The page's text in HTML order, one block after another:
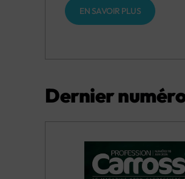
EN SAVOIR PLUS
Dernier